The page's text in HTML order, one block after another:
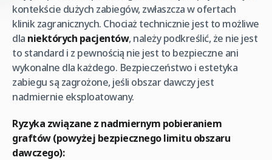
kontekście dużych zabiegów, zwłaszcza w ofertach
klinik zagranicznych. Chociaż technicznie jest to możliwe
dla niektórych pacjentów, należy podkreślić, że nie jest
to standard i z pewnością nie jest to bezpieczne ani
wykonalne dla każdego. Bezpieczeństwo i estetyka
zabiegu są zagrożone, jeśli obszar dawczy jest
nadmiernie eksploatowany.
Ryzyka związane z nadmiernym pobieraniem
graftów (powyżej bezpiecznego limitu obszaru
dawczego):